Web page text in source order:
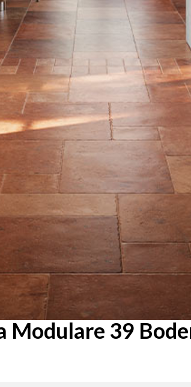
Modulare 39